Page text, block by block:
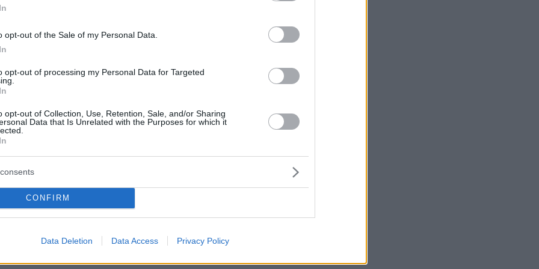
opt-out of the Sale of my Personal Data.
opt-out of processing my Personal Data for Targeted
opt-out of Collection, Use, Retention, Sale, and/or Sharing
Data that Is Unrelated with the Purposes for which it
CONFIRM
Data Deletion Data Access Privacy Policy
στις αγορές και προειδοποίηση για απότομη
και μετοχές– Τι δείχνουν τα στοιχεία για
της ευρωζώνης
ξαφνικά η Ελλάδα έγινε το
της Ευρώπης»
άλλη χώρα στην Ευρώπη δεν κατάφερε να τα πάει
στον κορωνοϊό όσο η Ελλάδα», αναφέρεται στο
Πρόοδος στην εφαρμογή
στην Ελλάδα